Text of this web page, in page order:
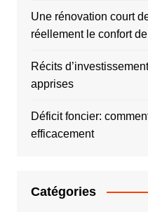
Une rénovation court
réellement le confort
Récits
apprises
Déficit foncier:
efficacement
Catégories